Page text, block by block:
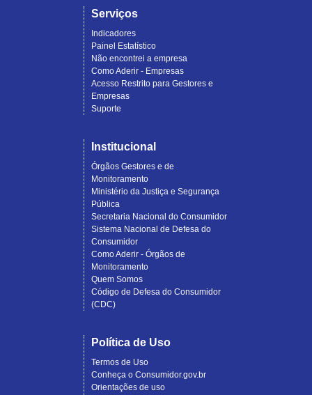
Serviços
Indicadores
Painel Estatístico
Não encontrei a empresa
Como Aderir - Empresas
Acesso Restrito para Gestores e
Empresas
Suporte
Institucional
Órgãos Gestores e de
Monitoramento
Ministério da Justiça e Segurança
Pública
Secretaria Nacional do Consumidor
Sistema Nacional de Defesa do
Consumidor
Como Aderir - Órgãos de
Monitoramento
Quem Somos
Código de Defesa do Consumidor
(CDC)
Política de Uso
Termos de Uso
Conheça o Consumidor.gov.br
Orientações de uso